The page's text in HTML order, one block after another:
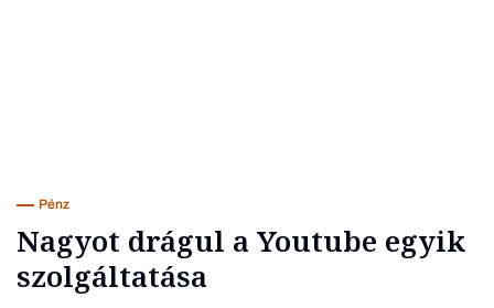
Pénz
Nagyot drágul a Youtube egyik
szolgáltatása